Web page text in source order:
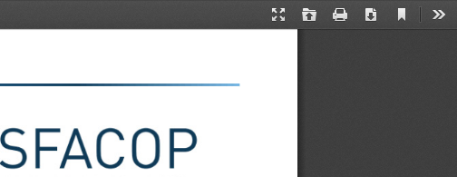
Presentation
Open Print Download
Current